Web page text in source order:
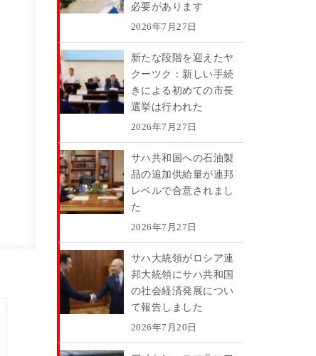
必要があります
2026年7月27日
新たな段階を迎えたヤ
クーツク：新しい手続
きによる初めての市長
選挙は行われた
2026年7月27日
サハ共和国への石油製
品の追加供給量が連邦
レベルで合意されまし
た
2026年7月27日
サハ大統領がロシア連
邦大統領にサハ共和国
の社会経済発展につい
て報告しました
2026年7月20日